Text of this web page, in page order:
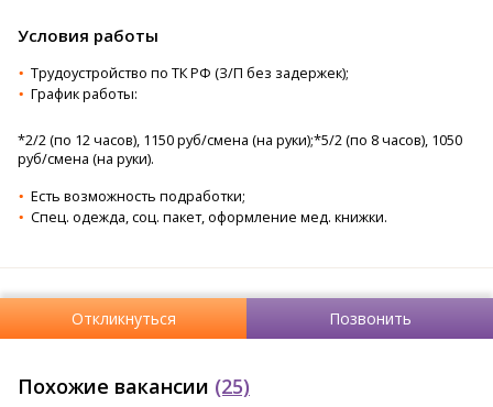
Условия работы
Трудоустройство по ТК РФ (З/П без задержек);
График работы:
*2/2 (по 12 часов), 1150 руб/смена (на руки);*5/2 (по 8 часов), 1050
руб/смена (на руки).
Есть возможность подработки;
Спец. одежда, соц. пакет, оформление мед. книжки.
Откликнуться Позвонить
Похожие вакансии (25)